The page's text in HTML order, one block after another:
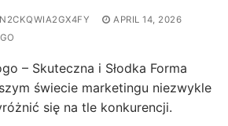
APRIL 14, 2026
– Skuteczna i Słodka Forma
świecie marketingu niezwykle
się na tle konkurencji.